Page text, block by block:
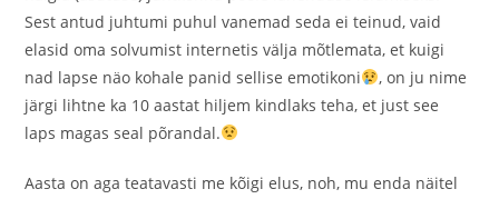
Sest antud juhtumi puhul vanemad seda ei teinud, vaid
elasid oma solvumist internetis välja mõtlemata, et kuigi
nad lapse näo kohale panid sellise emotikoni
, on ju nime
järgi lihtne ka 10 aastat hiljem kindlaks teha, et just see
laps magas seal põrandal.
Aasta on aga teatavasti me kõigi elus, noh, mu enda näitel